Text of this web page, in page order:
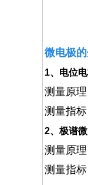
微电极
1、电位
测量原
测量指
2、极谱
测量原
测量指